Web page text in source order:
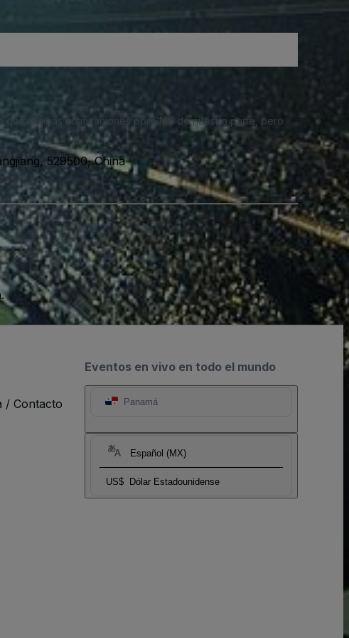
que recibas notificaciones por SMS de nuestra parte, pero
529500, China
Eventos en vivo en todo el mundo
Panamá
Español (MX)
US$ Dólar Estadounidense
/ Contacto